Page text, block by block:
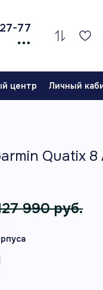
77
центр Личный
Quatix 8
990 руб.